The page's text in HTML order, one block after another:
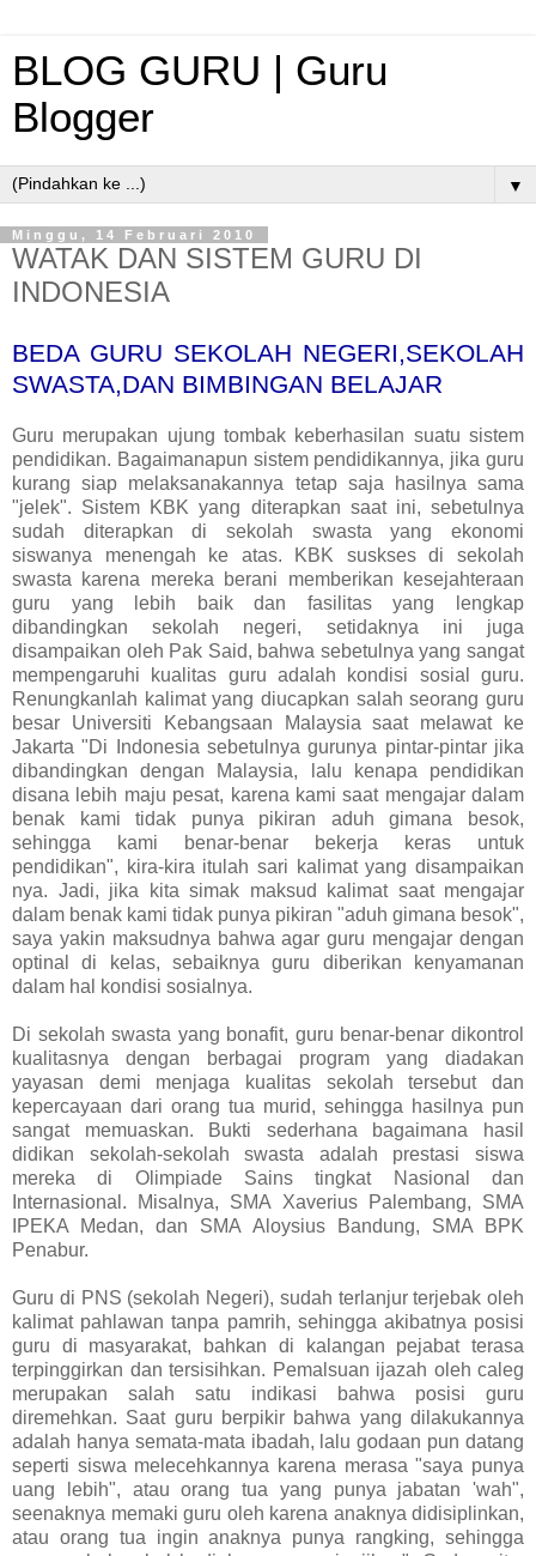
BLOG GURU | Guru
Blogger
▼
Minggu, 14 Februari 2010
WATAK DAN SISTEM GURU DI
INDONESIA
BEDA GURU SEKOLAH NEGERI,SEKOLAH
SWASTA,DAN BIMBINGAN BELAJAR
Guru merupakan ujung tombak keberhasilan suatu sistem
pendidikan. Bagaimanapun sistem pendidikannya, jika guru
kurang siap melaksanakannya tetap saja hasilnya sama
"jelek". Sistem KBK yang diterapkan saat ini, sebetulnya
sudah diterapkan di sekolah swasta yang ekonomi
siswanya menengah ke atas. KBK suskses di sekolah
swasta karena mereka berani memberikan kesejahteraan
guru yang lebih baik dan fasilitas yang lengkap
dibandingkan sekolah negeri, setidaknya ini juga
disampaikan oleh Pak Said, bahwa sebetulnya yang sangat
mempengaruhi kualitas guru adalah kondisi sosial guru.
Renungkanlah kalimat yang diucapkan salah seorang guru
besar Universiti Kebangsaan Malaysia saat melawat ke
Jakarta "Di Indonesia sebetulnya gurunya pintar-pintar jika
dibandingkan dengan Malaysia, lalu kenapa pendidikan
disana lebih maju pesat, karena kami saat mengajar dalam
benak kami tidak punya pikiran aduh gimana besok,
sehingga kami benar-benar bekerja keras untuk
pendidikan", kira-kira itulah sari kalimat yang disampaikan
nya. Jadi, jika kita simak maksud kalimat saat mengajar
dalam benak kami tidak punya pikiran "aduh gimana besok",
saya yakin maksudnya bahwa agar guru mengajar dengan
optinal di kelas, sebaiknya guru diberikan kenyamanan
dalam hal kondisi sosialnya.
Di sekolah swasta yang bonafit, guru benar-benar dikontrol
kualitasnya dengan berbagai program yang diadakan
yayasan demi menjaga kualitas sekolah tersebut dan
kepercayaan dari orang tua murid, sehingga hasilnya pun
sangat memuaskan. Bukti sederhana bagaimana hasil
didikan sekolah-sekolah swasta adalah prestasi siswa
mereka di Olimpiade Sains tingkat Nasional dan
Internasional. Misalnya, SMA Xaverius Palembang, SMA
IPEKA Medan, dan SMA Aloysius Bandung, SMA BPK
Penabur.
Guru di PNS (sekolah Negeri), sudah terlanjur terjebak oleh
kalimat pahlawan tanpa pamrih, sehingga akibatnya posisi
guru di masyarakat, bahkan di kalangan pejabat terasa
terpinggirkan dan tersisihkan. Pemalsuan ijazah oleh caleg
merupakan salah satu indikasi bahwa posisi guru
diremehkan. Saat guru berpikir bahwa yang dilakukannya
adalah hanya semata-mata ibadah, lalu godaan pun datang
seperti siswa melecehkannya karena merasa "saya punya
uang lebih", atau orang tua yang punya jabatan 'wah",
seenaknya memaki guru oleh karena anaknya didisiplinkan,
atau orang tua ingin anaknya punya rangking, sehingga